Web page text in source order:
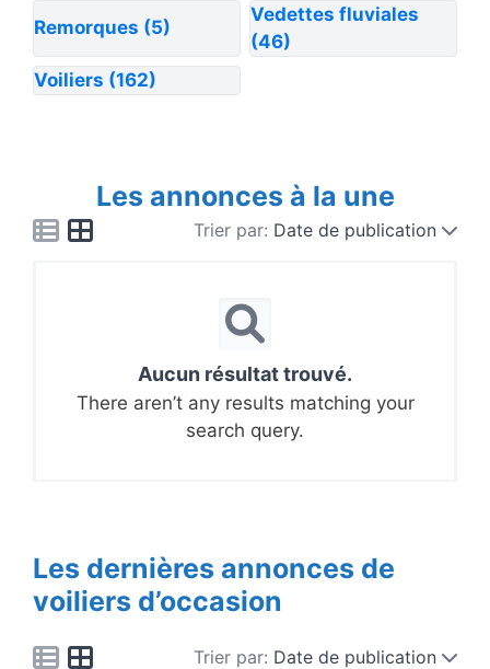
Remorques (5)
Vedettes fluviales
(46)
Voiliers (162)
Les annonces à la une
Trier par: Date de publication
Aucun résultat trouvé.
There aren’t any results matching your
search query.
Les dernières annonces de
voiliers d’occasion
Trier par: Date de publication